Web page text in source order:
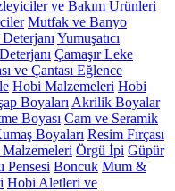
ve Bakım Ürünleri
Mutfak ve Banyo
Yumuşatıcı
Çamaşır Leke
ve Çantası Eğlence
Hobi Malzemeleri Hobi
Boyaları Akrilik Boyalar
Boyası Cam ve Seramik
Boyaları Resim Fırçası
Örgü İpi Güpür
Pensesi Boncuk Mum &
Hobi Aletleri ve